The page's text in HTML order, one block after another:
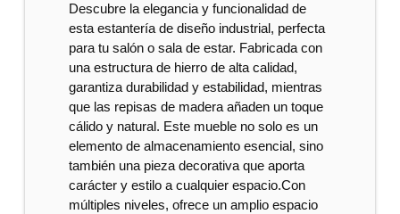
Descubre la elegancia y funcionalidad de
esta estantería de diseño industrial, perfecta
para tu salón o sala de estar. Fabricada con
una estructura de hierro de alta calidad,
garantiza durabilidad y estabilidad, mientras
que las repisas de madera añaden un toque
cálido y natural. Este mueble no solo es un
elemento de almacenamiento esencial, sino
también una pieza decorativa que aporta
carácter y estilo a cualquier espacio.Con
múltiples niveles, ofrece un amplio espacio